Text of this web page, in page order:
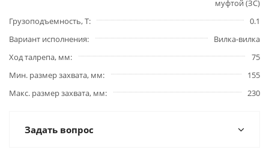
муфтой (ЗС)
Грузоподъемность, Т
0.1
Вариант исполнения
Вилка-вилка
Ход талрепа, мм
75
Мин. размер захвата, мм
155
Макс. размер захвата, мм
230
Задать вопрос